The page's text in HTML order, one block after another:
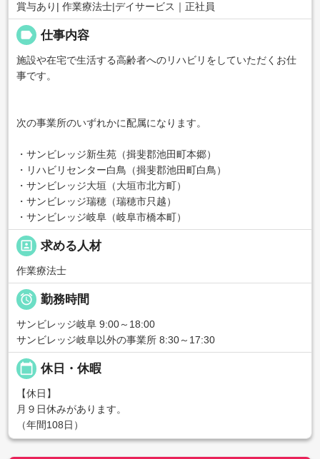
賞与あり| 作業療法士|デイサービス｜正社員
label 仕事内容
施設や在宅で生活する高齢者へのリハビリをしていただくお仕
事です。
次の事業所のいずれかに配属になります。
・サンビレッジ新生苑（揖斐郡池田町本郷）
・リハビリセンター白鳥（揖斐郡池田町白鳥）
・サンビレッジ大垣（大垣市北方町）
・サンビレッジ瑞穂（瑞穂市只越）
・サンビレッジ岐阜（岐阜市橋本町）
portrait 求める人材
作業療法士
 勤務時間
サンビレッジ岐阜 9:00～18:00
サンビレッジ岐阜以外の事業所 8:30～17:30
calendar_today 休日・休暇
【休日】
月９日休みがあります。
（年間108日）